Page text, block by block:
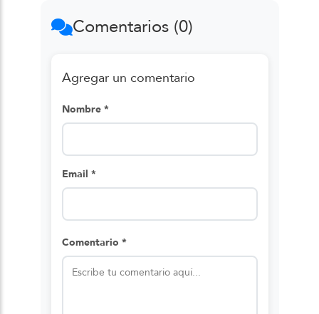
Comentarios (0)
Agregar un comentario
Nombre *
Email *
Comentario *